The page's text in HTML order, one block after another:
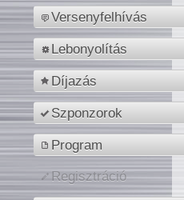
Versenyfelhívás
Lebonyolítás
Díjazás
Szponzorok
Program
Regisztráció